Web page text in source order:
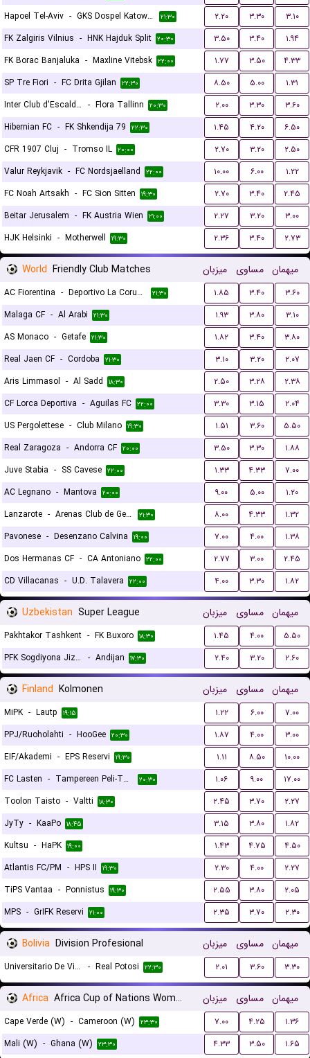
Hapoel Tel-Aviv - GKS Dospel Katowice ۲۱:۳۰ ۲.۲۰ ۳.۳۰
۳.۱۰
FK Zalgiris Vilnius - HNK Hajduk Split ۲۰:۳۰ ۳.۵۰ ۳.۴۰
۱.۹۴
FK Borac Banjaluka - Maxline Vitebsk ۲۲:۰۰ ۱.۷۷ ۳.۵۰
۴.۳۳
SP Tre Fiori - FC Drita Gjilan ۲۲:۳۰ ۸.۵۰ ۵.۰۰
۱.۳۱
Inter Club d'Escaldes - Flora Tallinn ۲۰:۳۰ ۲.۰۰ ۳.۳۰
۳.۶۰
Hibernian FC - FK Shkendija 79 ۲۲:۳۰ ۱.۴۵ ۴.۲۰
۶.۵۰
CFR 1907 Cluj - Tromso IL ۲۰:۰۰ ۲.۷۰ ۳.۲۰
۲.۵۰
Valur Reykjavik - FC Nordsjaelland ۲۲:۰۰ ۱۰.۰۰ ۶.۰۰
۱.۲۲
FC Noah Artsakh - FC Sion Sitten ۱۹:۳۰ ۲.۷۰ ۳.۴۰
۲.۴۵
Beitar Jerusalem - FK Austria Wien ۲۱:۰۰ ۲.۲۷ ۳.۲۰
۳.۰۰
HJK Helsinki - Motherwell ۱۹:۳۰ ۲.۳۶ ۳.۴۰ ۲.۷۳
World Friendly Club Matches میزبان مساوی میهمان
AC Fiorentina - Deportivo La Coruna ۲۱:۳۰ ۱.۸۵ ۳.۴۰
۳.۶۰
Malaga CF - Al Arabi ۲۱:۳۰ ۱.۹۳ ۳.۸۰
۳.۱۰
AS Monaco - Getafe ۲۱:۳۰ ۱.۸۲ ۳.۴۰
۳.۸۰
Real Jaen CF - Cordoba ۲۱:۳۰ ۳.۱۰ ۳.۲۰
۲.۰۷
Aris Limmasol - Al Sadd ۱۸:۳۰ ۲.۵۰ ۳.۲۸
۲.۳۸
CF Lorca Deportiva - Aguilas FC ۲۲:۰۰ ۳.۳۰ ۳.۱۵
۲.۰۴
US Pergolettese - Club Milano ۱۹:۳۰ ۱.۵۱ ۳.۶۰
۵.۵۰
Real Zaragoza - Andorra CF ۲۰:۰۰ ۳.۵۰ ۳.۳۰
۱.۸۸
Juve Stabia - SS Cavese ۲۲:۰۰ ۱.۳۳ ۴.۳۳
۷.۰۰
AC Legnano - Mantova ۲۰:۰۰ ۹.۰۰ ۵.۰۰
۱.۲۰
Lanzarote - Arenas Club de Getxo ۲۱:۳۰ ۸.۰۰ ۴.۳۳
۱.۳۲
Pavonese - Desenzano Calvina ۱۹:۰۰ ۷.۰۰ ۴.۰۰
۱.۳۸
Dos Hermanas CF - CA Antoniano ۲۲:۰۰ ۲.۷۷ ۳.۰۰
۲.۴۵
CD Villacanas - U.D. Talavera ۲۲:۰۰ ۴.۰۰ ۳.۳۰ ۱.۸۲
Uzbekistan Super League میزبان مساوی میهمان
Pakhtakor Tashkent - FK Buxoro ۱۸:۳۰ ۱.۴۵ ۴.۰۰
۵.۵۰
PFK Sogdiyona Jizzax - Andijan ۱۷:۳۰ ۲.۴۰ ۳.۲۰ ۲.۶۰
Finland Kolmonen میزبان مساوی میهمان
MiPK - Lautp ۱۹:۱۵ ۱.۲۲ ۶.۰۰
۷.۰۰
PPJ/Ruoholahti - HooGee ۲۰:۳۰ ۱.۸۷ ۴.۰۰
۳.۰۰
EIF/Akademi - EPS Reservi ۱۹:۳۰ ۱.۱۱ ۸.۵۰
۱۰.۰۰
FC Lasten - Tampereen Peli-Toverit ۲۰:۳۰ ۱.۰۶ ۹.۰۰
۱۷.۰۰
Toolon Taisto - Valtti ۱۸:۳۰ ۲.۴۵ ۳.۷۰
۲.۲۷
JyTy - KaaPo ۱۸:۴۵ ۳.۱۵ ۳.۸۰
۱.۸۲
Kultsu - HaPK ۱۹:۰۰ ۱.۴۳ ۴.۷۵
۴.۵۰
Atlantis FC/PM - HPS II ۱۹:۳۰ ۲.۳۰ ۴.۰۰
۲.۲۷
TiPS Vantaa - Ponnistus ۱۹:۳۰ ۲.۵۵ ۳.۸۰
۲.۰۵
MPS - GrIFK Reservi ۲۱:۰۰ ۲.۳۵ ۳.۷۰ ۲.۳۰
Bolivia Division Profesional میزبان مساوی میهمان
Universitario De Vinto - Real Potosi ۲۲:۳۰ ۲.۰۱ ۳.۶۰ ۳.۳۰
Africa Africa Cup of Nations Women میزبان مساوی میهمان
Cape Verde (W) - Cameroon (W) ۲۳:۳۰ ۷.۰۰ ۴.۲۵
۱.۳۶
Mali (W) - Ghana (W) ۲۳:۳۰ ۴.۳۳ ۳.۵۰ ۱.۶۵